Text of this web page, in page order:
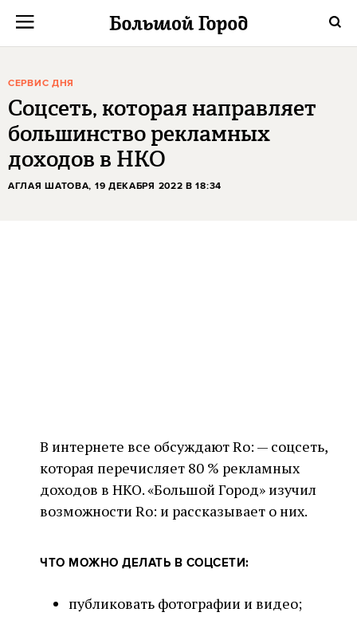
СЕРВИС ДНЯ
Соцсеть, которая направляет
большинство рекламных
доходов в НКО
АГЛАЯ ШАТОВА, 19 ДЕКАБРЯ 2022 В 18:34
В интернете все обсуждают Ro: — соцсеть,
которая перечисляет 80 % рекламных
доходов в НКО. «Большой Город» изучил
возможности Ro: и рассказывает о них.
ЧТО МОЖНО ДЕЛАТЬ В СОЦСЕТИ:
публиковать фотографии и видео;